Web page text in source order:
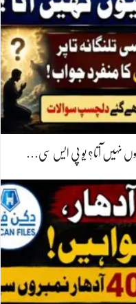
نہیں آتا؟ یو پی ایس سی…